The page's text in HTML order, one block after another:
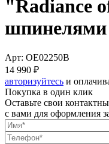
"Radiance
шпинелями
Арт: OE02250B
14 990 ₽
авторизуйтесь и
Покупка в один клик
Оставьте свои
с вами для оформления